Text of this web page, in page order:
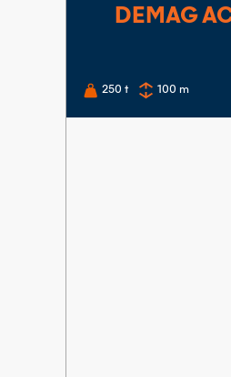
DEMAG
250 t 100 m